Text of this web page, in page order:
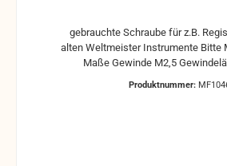
gebrauchte Schraube für z.B.
alten Weltmeister Instrumente Bitte Maße beachten:
Produktnummer: